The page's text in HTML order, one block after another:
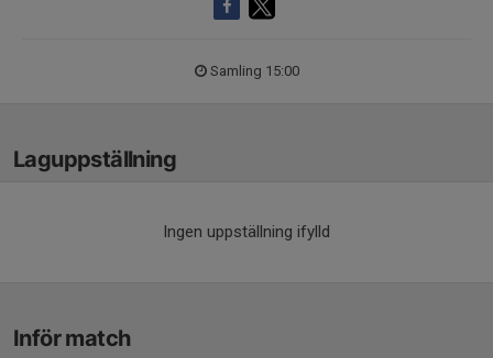
Samling 15:00
Laguppställning
Ingen uppställning ifylld
Inför match